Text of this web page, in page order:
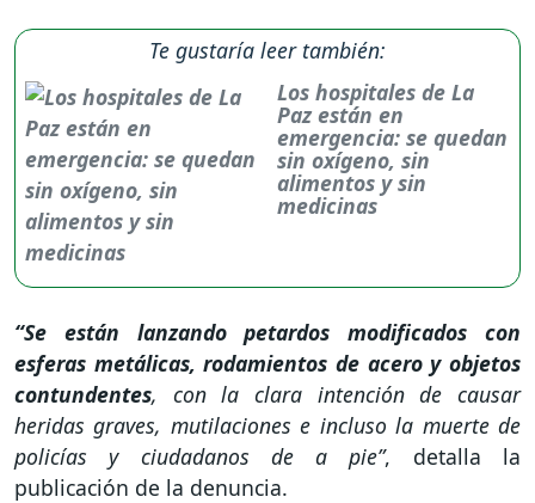
Te gustaría leer también:
Los hospitales de La
Paz están en
emergencia: se quedan
sin oxígeno, sin
alimentos y sin
medicinas
“Se están lanzando petardos modificados con
esferas metálicas, rodamientos de acero y objetos
contundentes, con la clara intención de causar
heridas graves, mutilaciones e incluso la muerte de
policías y ciudadanos de a pie”, detalla la
publicación de la denuncia.